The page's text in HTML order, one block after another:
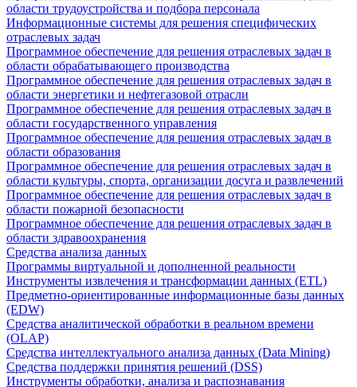
области трудоустройства и подбора персонала
Информационные системы для решения специфических
отраслевых задач
Программное обеспечение для решения отраслевых задач в
области обрабатывающего производства
Программное обеспечение для решения отраслевых задач в
области энергетики и нефтегазовой отрасли
Программное обеспечение для решения отраслевых задач в
области государственного управления
Программное обеспечение для решения отраслевых задач в
области образования
Программное обеспечение для решения отраслевых задач в
области культуры, спорта, организации досуга и развлечений
Программное обеспечение для решения отраслевых задач в
области пожарной безопасности
Программное обеспечение для решения отраслевых задач в
области здравоохранения
Средства анализа данных
Программы виртуальной и дополненной реальности
Инструменты извлечения и трансформации данных (ETL)
Предметно-ориентированные информационные базы данных
(EDW)
Средства аналитической обработки в реальном времени
(OLAP)
Средства интеллектуального анализа данных (Data Mining)
Средства поддержки принятия решений (DSS)
Инструменты обработки, анализа и распознавания